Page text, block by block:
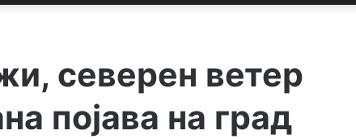
северен ветер
појава на град